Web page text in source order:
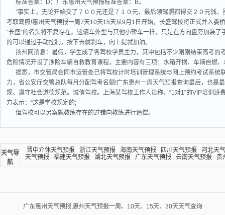
标准答案：D；广东惠州天气预报标准答案：B。
”事实上，无论开始交了７００元还是７１０元，最后领驾照都得交２０元钱
考取驾照!惠州天气预报一周7天10天15天从9月1日开始，长盛驾校将正式并入娄
“长盛”的名头将不复存在。这辆车外型与其他小轿车一样，只是在方向盘旁加装
的可以通过手动控制，按下去就刹车，向上提就加油。
扬州网消息：暑假，学生成了各驾校学员主力，其中包括不少刚刚结束高考的
危险情况开设了涉险车辆自救教育课程，主要内容有三项：水箱开锅、车辆自燃
据悉，市交管局会同市运管处已将驾校计时培训管理系统与网上预约考试系统
力，省公安厅交警总队每月分配驾考名额!广东惠州一周天气预报查询最后，也是
规、遵守社会道德规范。诚信驾校。上海某驾校工作人员称，“1对1”的VIP培训
方表示：“这是学校规定的;
但驾校可以另案就教练存在的过错向教练进行追偿。
天气导
航
晋中介休天气预报 浙江天气预报 海南天气预报 四川天气预报
河北天
天气预报
福建天气预报 湖北天气预报 广东天气预报 云南天气预报 贵
广东惠州天气预报,惠州天气预报一周、10天、15天、30天天气查询